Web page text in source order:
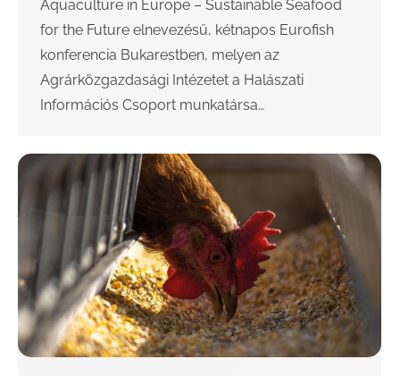
Aquaculture in Europe – Sustainable Seafood
for the Future elnevezésű, kétnapos Eurofish
konferencia Bukarestben, melyen az
Agrárközgazdasági Intézetet a Halászati
Információs Csoport munkatársa…